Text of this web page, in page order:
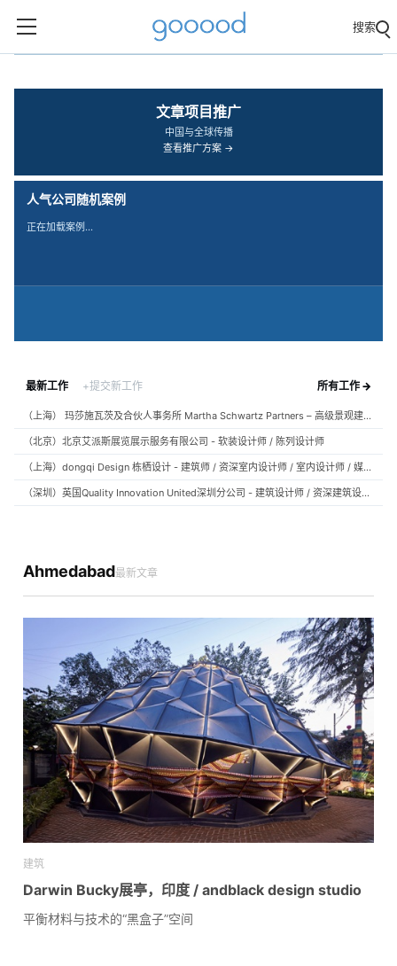
搜索
文章项目推广
中国与全球传播
查看推广方案 →
人气公司随机案例
正在加载案例…
最新工作 +提交新工作 所有工作 →
（上海） 玛莎施瓦茨及合伙人事务所 Martha Schwartz Partners – 高级景观建筑师 Senior Landscape Designer / 景观建筑师 Landscape Designer
（北京）北京艾派斯展览展示服务有限公司 - 软装设计师 / 陈列设计师
（上海）dongqi Design 栋栖设计 - 建筑师 / 资深室内设计师 / 室内设计师 / 媒体及公共关系主管 / 设计实习生（常年招聘）
（深圳）英国Quality Innovation United深圳分公司 - 建筑设计师 / 资深建筑设计师 / 室内设计师 / 设计实习生
Ahmedabad最新文章
建筑
Darwin Bucky展亭，印度 / andblack design studio
平衡材料与技术的“黑盒子”空间